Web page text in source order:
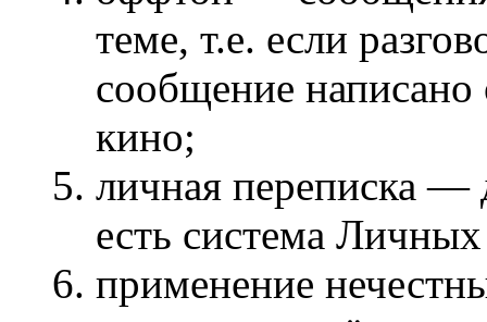
теме, т.е. если
сообщение написано
кино;
личная переписка —
есть система
применение